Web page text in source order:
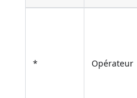
* Opérateur